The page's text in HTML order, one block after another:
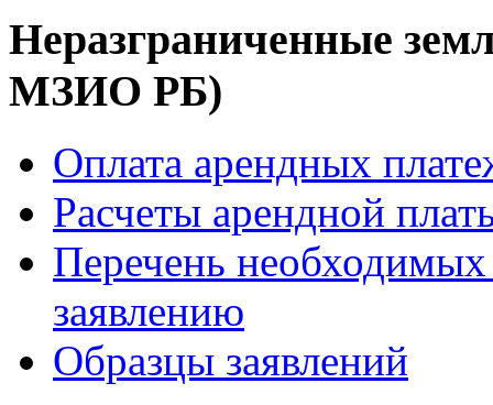
Неразграниченные
МЗИО РБ)
Оплата арендных
Расчеты арендной
Перечень
заявлению
Образцы заявлений